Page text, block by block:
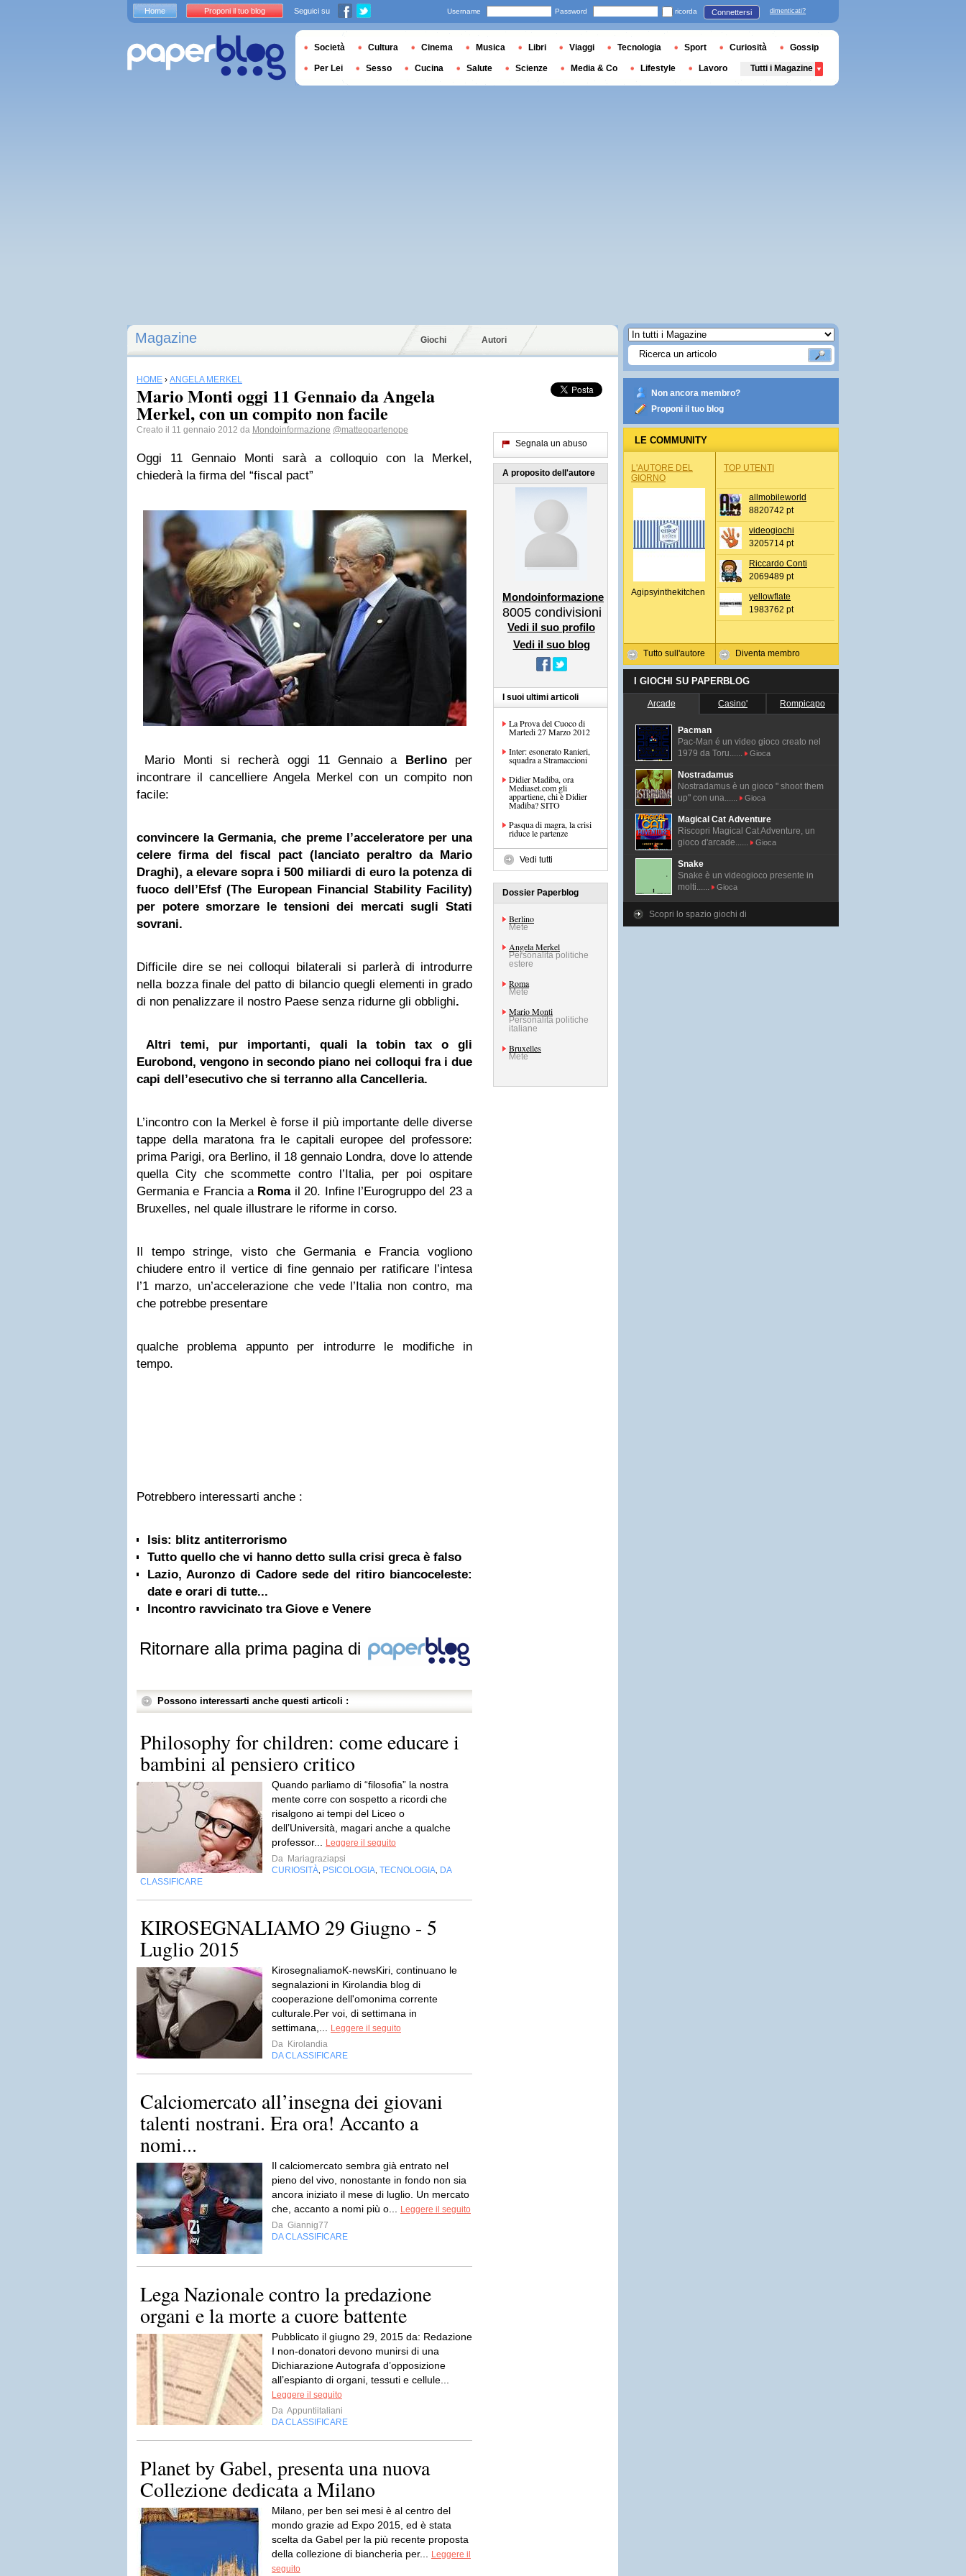
Magazine Giochi Autori
HOME › ANGELA MERKEL
Mario Monti oggi 11 Gennaio da Angela
Merkel, con un compito non facile
Creato il 11 gennaio 2012 da Mondoinformazione @matteopartenope
Oggi 11 Gennaio Monti sarà a colloquio con la Merkel,
chiederà la firma del “fiscal pact”
Mario Monti si recherà oggi 11 Gennaio a Berlinoper
incontrare il cancelliere Angela Merkel con un compito non
facile:
convincere la Germania, che preme l’acceleratore per una
celere firma del fiscal pact (lanciato peraltro da Mario
Draghi), a elevare sopra i 500 miliardi di euro la potenza di
fuoco dell’Efsf (The European Financial Stability Facility)
per potere smorzare le tensioni dei mercati sugli Stati
sovrani.
Difficile dire se nei colloqui bilaterali si parlerà di introdurre
nella bozza finale del patto di bilancio quegli elementi in grado
di non penalizzare il nostro Paese senza ridurne gli obblighi.
Altri temi, pur importanti, quali la tobin tax o gli
Eurobond, vengono in secondo piano nei colloqui fra i due
capi dell’esecutivo che si terranno alla Cancelleria.
L’incontro con la Merkel è forse il più importante delle diverse
tappe della maratona fra le capitali europee del professore:
prima Parigi, ora Berlino, il 18 gennaio Londra, dove lo attende
quella City che scommette contro l’Italia, per poi ospitare
Germania e Francia a Romail 20. Infine l’Eurogruppo del 23 a
Bruxelles, nel quale illustrare le riforme in corso.
Il tempo stringe, visto che Germania e Francia vogliono
chiudere entro il vertice di fine gennaio per ratificare l’intesa
l’1 marzo, un’accelerazione che vede l’Italia non contro, ma
che potrebbe presentare
qualche problema appunto per introdurre le modifiche in
tempo.
Potrebbero interessarti anche :
Isis: blitz antiterrorismo
Tutto quello che vi hanno detto sulla crisi greca è falso
Lazio, Auronzo di Cadore sede del ritiro biancoceleste:
date e orari di tutte...
Incontro ravvicinato tra Giove e Venere
Ritornare alla prima pagina di
Possono interessarti anche questi articoli :
Philosophy for children: come educare i
bambini al pensiero critico
Quando parliamo di “filosofia” la nostra
mente corre con sospetto a ricordi che
risalgono ai tempi del Liceo o
dell’Università, magari anche a qualche
professor...
Leggere il seguito
Da Mariagraziapsi
CURIOSITÀ PSICOLOGIA TECNOLOGIA DA
CLASSIFICARE
KIROSEGNALIAMO 29 Giugno - 5
Luglio 2015
KirosegnaliamoK-newsKiri, continuano le
segnalazioni in Kirolandia blog di
cooperazione dell'omonima corrente
culturale.Per voi, di settimana in
settimana,...
Leggere il seguito
Da Kirolandia
DA CLASSIFICARE
Calciomercato all’insegna dei giovani
talenti nostrani. Era ora! Accanto a
nomi...
Il calciomercato sembra già entrato nel
pieno del vivo, nonostante in fondo non sia
ancora iniziato il mese di luglio. Un mercato
che, accanto a nomi più o...
Leggere il seguito
Da Giannig77
DA CLASSIFICARE
Lega Nazionale contro la predazione
organi e la morte a cuore battente
Pubblicato il giugno 29, 2015 da: Redazione
I non-donatori devono munirsi di una
Dichiarazione Autografa d’opposizione
all’espianto di organi, tessuti e cellule...
Leggere il seguito
Da Appuntiitaliani
DA CLASSIFICARE
Planet by Gabel, presenta una nuova
Collezione dedicata a Milano
Milano, per ben sei mesi è al centro del
mondo grazie ad Expo 2015, ed è stata
scelta da Gabel per la più recente proposta
della collezione di biancheria per...
Leggere il
seguito
Segnala un abuso
A proposito dell'autore
Mondoinformazione
8005 condivisioni
Vedi il suo profilo
Vedi il suo blog
I suoi ultimi articoli
La Prova del Cuoco di
Martedi 27 Marzo 2012
Inter: esonerato Ranieri,
squadra a Stramaccioni
Didier Madiba, ora
Mediaset.com gli
appartiene, chi è Didier
Madiba? SITO
Pasqua di magra, la crisi
riduce le partenze
Vedi tutti
Dossier Paperblog
Berlino
Mete
Angela Merkel
Personalità politiche
estere
Roma
Mete
Mario Monti
Personalità politiche
italiane
Bruxelles
Mete
Non ancora membro?
Proponi il tuo blog
LE COMMUNITY
L'AUTORE DEL
GIORNO
Agipsyinthekitchen
Tutto sull'autore
TOP UTENTI
allmobileworld
8820742 pt
videogiochi
3205714 pt
Riccardo Conti
2069489 pt
yellowflate
1983762 pt
Diventa membro
I GIOCHI SU PAPERBLOG
Arcade Casino' Rompicapo
Pacman
Pac-Man é un video gioco creato nel
1979 da Toru......
Gioca
Nostradamus
Nostradamus è un gioco " shoot them
up" con una......
Gioca
Magical Cat Adventure
Riscopri Magical Cat Adventure, un
gioco d'arcade......
Gioca
Snake
Snake è un videogioco presente in
molti......
Gioca
Scopri lo spazio giochi di
Home Proponi il tuo blog Seguici su Username Password ricorda Connettersi dimenticati?
Società Cultura Cinema Musica Libri Viaggi Tecnologia Sport Curiosità Gossip
Per Lei Sesso Cucina Salute Scienze Media & Co Lifestyle Lavoro Tutti i Magazine